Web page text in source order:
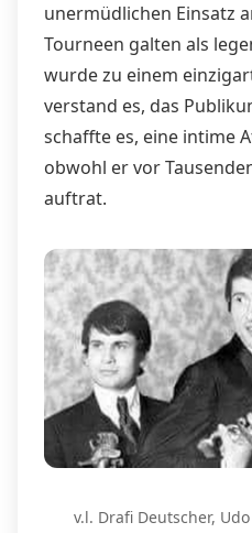
unermüdlichen Einsatz
Tourneen galten als
wurde zu einem
verstand es, das
schaffte es, eine intime
obwohl er vor
auftrat.
v.l. Drafi Deutscher,